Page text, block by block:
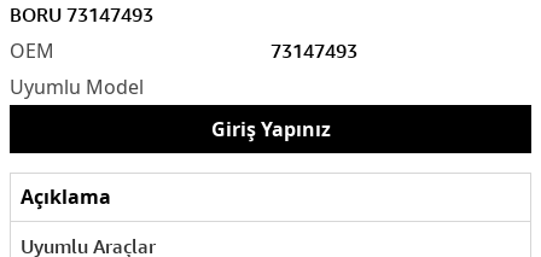
73147493
BORU 73147493
Giriş Yapınız
Açıklama
Uyumlu Araçlar